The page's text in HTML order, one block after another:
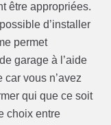
être appropriées.
d’installer
permet
garage à l’aide
car vous n’avez
qui que ce soit
choix entre